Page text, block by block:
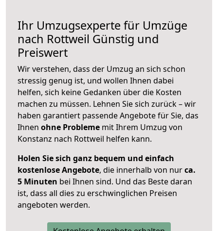
Ihr Umzugsexperte für Umzüge
nach Rottweil Günstig und
Preiswert
Wir verstehen, dass der Umzug an sich schon
stressig genug ist, und wollen Ihnen dabei
helfen, sich keine Gedanken über die Kosten
machen zu müssen. Lehnen Sie sich zurück – wir
haben garantiert passende Angebote für Sie, das
Ihnen ohne Probleme mit Ihrem Umzug von
Konstanz nach Rottweil helfen kann.
Holen Sie sich ganz bequem und einfach
kostenlose Angebote, die innerhalb von nurca.
5 Minuten bei Ihnen sind. Und das Beste daran
ist, dass all dies zu erschwinglichen Preisen
angeboten werden.